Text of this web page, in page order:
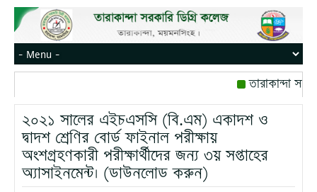
তারাকান্দা
রোজ বৃহস্পতিবার।
মোবাইল নম্বর:
২০২১ সালের এইচএসসি (বি.এম) একাদশ ও
দ্বাদশ শ্রেণির বোর্ড ফাইনাল পরীক্ষায়
অংশগ্রহণকারী পরীক্ষার্থীদের জন্য ৩য় সপ্তাহের
অ্যাসাইনমেন্ট। (ডাউনলোড করুন)